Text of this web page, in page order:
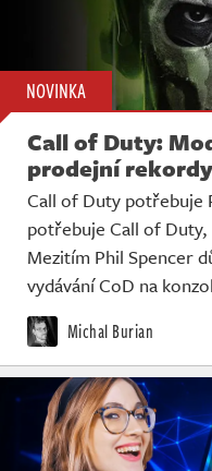
NOVINKA
Call of Duty:
prodejní rekordy
Call of Duty potřebuje
potřebuje Call of
Mezitím Phil Spencer
vydávání CoD na
Michal Burian